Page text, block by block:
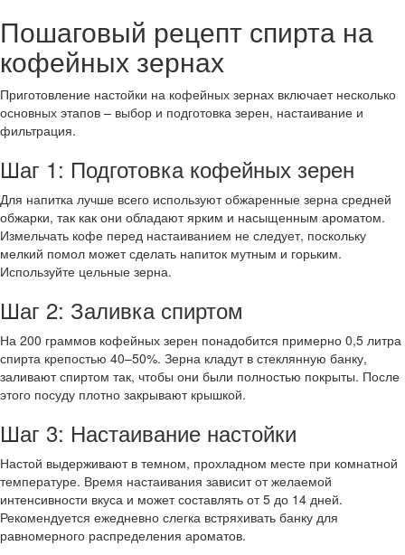
Пошаговый рецепт спирта на
кофейных зернах
Приготовление настойки на кофейных зернах включает несколько
основных этапов – выбор и подготовка зерен, настаивание и
фильтрация.
Шаг 1: Подготовка кофейных зерен
Для напитка лучше всего используют обжаренные зерна средней
обжарки, так как они обладают ярким и насыщенным ароматом.
Измельчать кофе перед настаиванием не следует, поскольку
мелкий помол может сделать напиток мутным и горьким.
Используйте цельные зерна.
Шаг 2: Заливка спиртом
На 200 граммов кофейных зерен понадобится примерно 0,5 литра
спирта крепостью 40–50%. Зерна кладут в стеклянную банку,
заливают спиртом так, чтобы они были полностью покрыты. После
этого посуду плотно закрывают крышкой.
Шаг 3: Настаивание настойки
Настой выдерживают в темном, прохладном месте при комнатной
температуре. Время настаивания зависит от желаемой
интенсивности вкуса и может составлять от 5 до 14 дней.
Рекомендуется ежедневно слегка встряхивать банку для
равномерного распределения ароматов.